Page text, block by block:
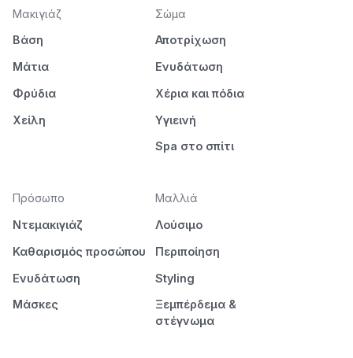
Μακιγιάζ
Βάση
Μάτια
Φρύδια
Χείλη
Σώμα
Αποτρίχωση
Ενυδάτωση
Χέρια και πόδια
Υγιεινή
Spa στο σπίτι
Πρόσωπο
Ντεμακιγιάζ
Καθαρισμός προσώπου
Ενυδάτωση
Μάσκες
Μαλλιά
Λούσιμο
Περιποίηση
Styling
Ξεμπέρδεμα &
στέγνωμα